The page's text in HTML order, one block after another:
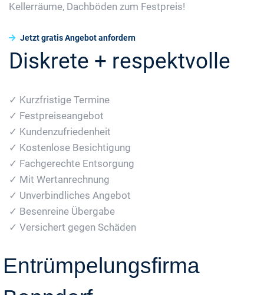
Kellerräume, Dachböden zum Festpreis!
Jetzt gratis Angebot anfordern
Diskrete + respektvolle
✓ Kurzfristige Termine
✓ Festpreiseangebot
✓ Kundenzufriedenheit
✓ Kostenlose Besichtigung
✓ Fachgerechte Entsorgung
✓ Mit Wertanrechnung
✓ Unverbindliches Angebot
✓ Besenreine Übergabe
✓ Versichert gegen Schäden
Entrümpelungsfirma